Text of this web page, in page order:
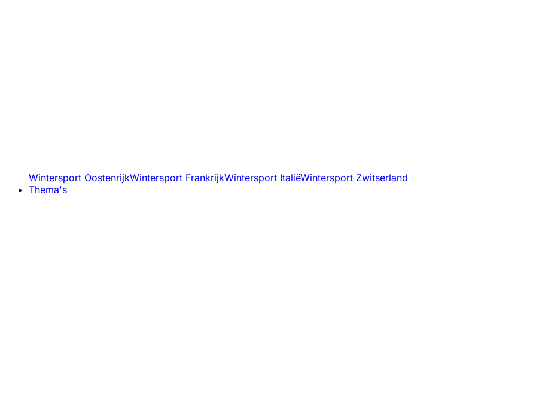
Wintersport OostenrijkWintersport FrankrijkWintersport ItaliëWintersport Zwitserland
Thema's